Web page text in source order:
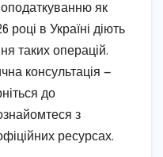
оподаткуванню як
році в Україні діють
таких операцій.
консультація —
до
з
ресурсах.